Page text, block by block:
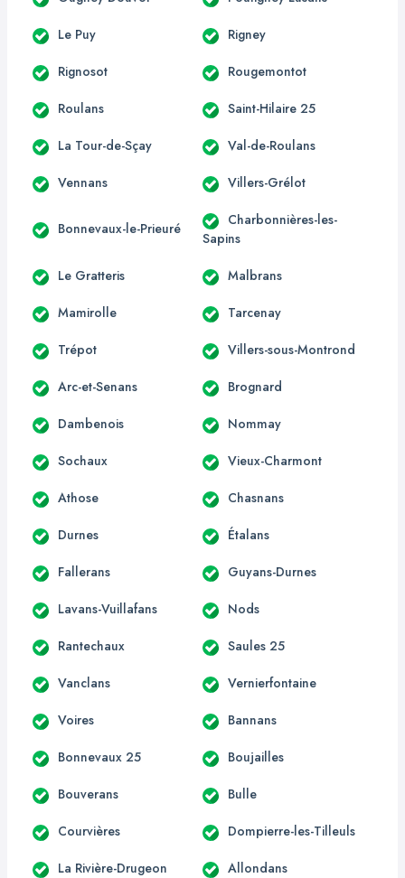
Le Puy Rigney
Rignosot Rougemontot
Roulans Saint-Hilaire 25
La Tour-de-Sçay Val-de-Roulans
Vennans Villers-Grélot
Bonnevaux-le-Prieuré
Charbonnières-les-
Sapins
Le Gratteris Malbrans
Mamirolle Tarcenay
Trépot Villers-sous-Montrond
Arc-et-Senans Brognard
Dambenois Nommay
Sochaux Vieux-Charmont
Athose Chasnans
Durnes Étalans
Fallerans Guyans-Durnes
Lavans-Vuillafans Nods
Rantechaux Saules 25
Vanclans Vernierfontaine
Voires Bannans
Bonnevaux 25 Boujailles
Bouverans Bulle
Courvières Dompierre-les-Tilleuls
La Rivière-Drugeon Allondans